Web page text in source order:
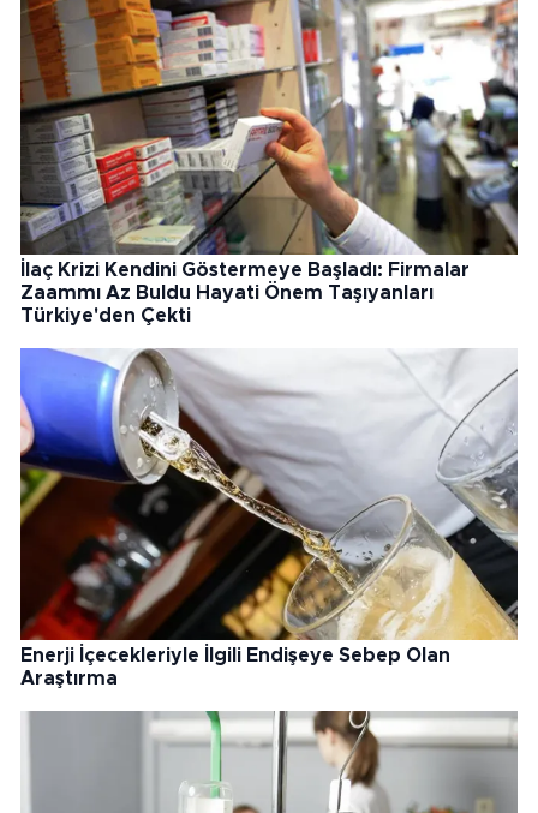
İlaç Krizi Kendini Göstermeye Başladı: Firmalar
Zaammı Az Buldu Hayati Önem Taşıyanları
Türkiye'den Çekti
Enerji İçecekleriyle İlgili Endişeye Sebep Olan
Araştırma